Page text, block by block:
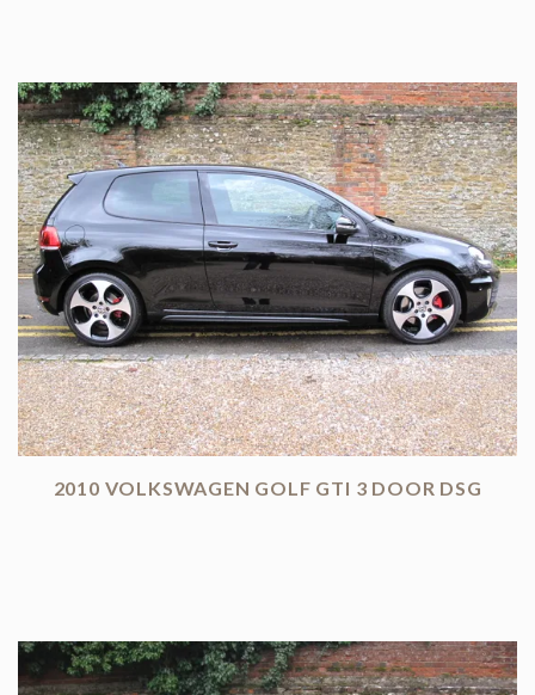
2010 VOLKSWAGEN GOLF GTI 3 DOOR DSG